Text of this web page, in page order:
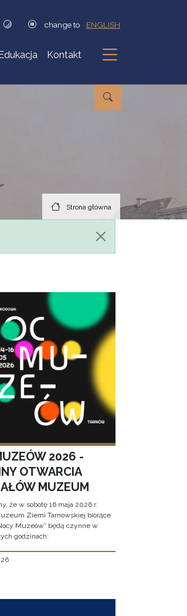
change to ENGLISH
Edukacja Kontakt
Podmenu
Strona główna
2026 -
OTWARCIA
MUZEUM
że w sobotę 16 maja 2026 r.
Ziemi Tarnowskiej biorące
Muzeów” będą czynne w
godzinach: